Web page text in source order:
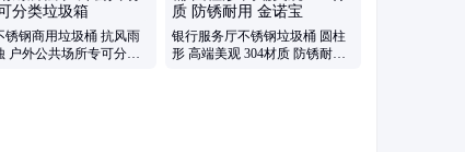
锈钢商用垃圾桶 抗风雨
户外公共场所专可分类
银行服务厅不锈钢垃圾桶 圆柱
形 高端美观 304材质 防锈耐用